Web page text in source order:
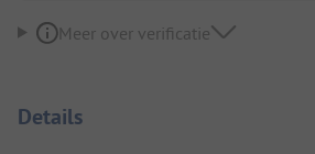
Meer over verificatie
Details